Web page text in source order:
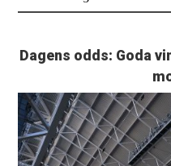
Dagens odds: Goda